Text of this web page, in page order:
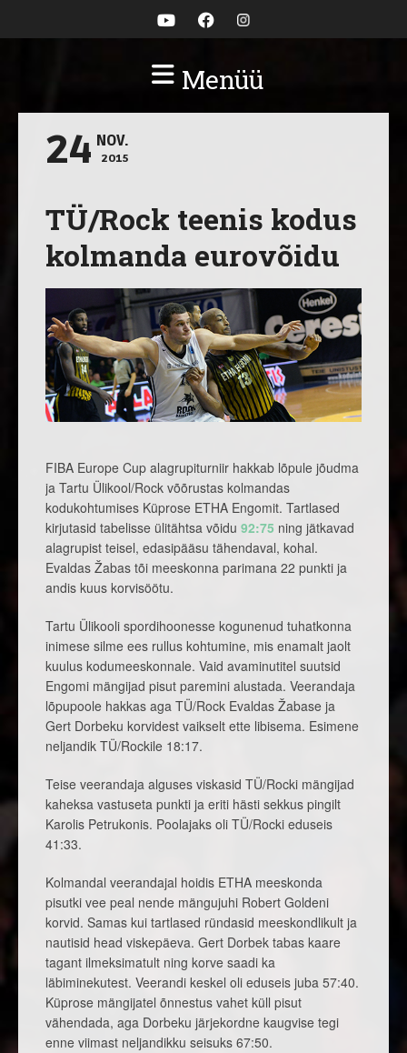
Menüü
24 NOV.
2015
TÜ/Rock teenis kodus
kolmanda eurovõidu
FIBA Europe Cup alagrupiturniir hakkab lõpule jõudma
ja Tartu Ülikool/Rock võõrustas kolmandas
kodukohtumises Küprose ETHA Engomit. Tartlased
kirjutasid tabelisse ülitähtsa võidu 92:75 ning jätkavad
alagrupist teisel, edasipääsu tähendaval, kohal.
Evaldas Žabas tõi meeskonna parimana 22 punkti ja
andis kuus korvisöötu.
Tartu Ülikooli spordihoonesse kogunenud tuhatkonna
inimese silme ees rullus kohtumine, mis enamalt jaolt
kuulus kodumeeskonnale. Vaid avaminutitel suutsid
Engomi mängijad pisut paremini alustada. Veerandaja
lõpupoole hakkas aga TÜ/Rock Evaldas Žabase ja
Gert Dorbeku korvidest vaikselt ette libisema. Esimene
neljandik TÜ/Rockile 18:17.
Teise veerandaja alguses viskasid TÜ/Rocki mängijad
kaheksa vastuseta punkti ja eriti hästi sekkus pingilt
Karolis Petrukonis. Poolajaks oli TÜ/Rocki eduseis
41:33.
Kolmandal veerandajal hoidis ETHA meeskonda
pisutki vee peal nende mängujuhi Robert Goldeni
korvid. Samas kui tartlased ründasid meeskondlikult ja
nautisid head viskepäeva. Gert Dorbek tabas kaare
tagant ilmeksimatult ning korve saadi ka
läbiminekutest. Veerandi keskel oli eduseis juba 57:40.
Küprose mängijatel õnnestus vahet küll pisut
vähendada, aga Dorbeku järjekordne kaugvise tegi
enne viimast neljandikku seisuks 67:50.